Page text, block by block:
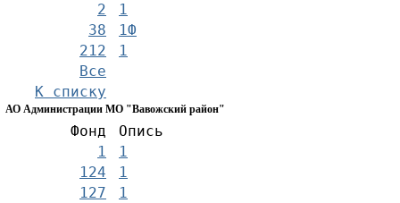
2
1
38
1Ф
212
1
Все
К списку
АО Администрации МО "Вавожский район"
Фонд
Опись
1
1
124
1
127
1